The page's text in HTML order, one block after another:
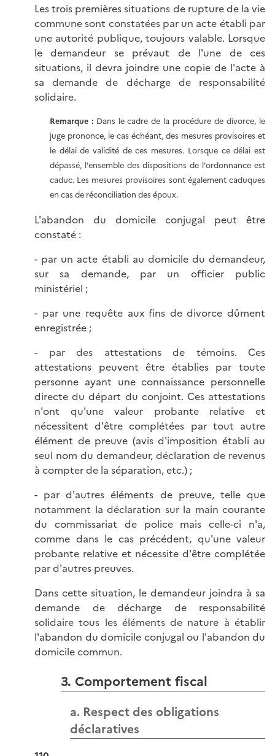
Les trois premières situations de rupture de la vie
commune sont constatées par un acte établi par
une autorité publique, toujours valable. Lorsque
le demandeur se prévaut de l'une de ces
situations, il devra joindre une copie de l'acte à
sa demande de décharge de responsabilité
solidaire.
Remarque :Dans le cadre de la procédure de divorce, le
juge prononce, le cas échéant, des mesures provisoires et
le délai de validité de ces mesures. Lorsque ce délai est
dépassé, l'ensemble des dispositions de l'ordonnance est
caduc. Les mesures provisoires sont également caduques
en cas de réconciliation des époux.
L'abandon du domicile conjugal peut être
constaté :
- par un acte établi au domicile du demandeur,
sur sa demande, par un officier public
ministériel ;
- par une requête aux fins de divorce dûment
enregistrée ;
- par des attestations de témoins. Ces
attestations peuvent être établies par toute
personne ayant une connaissance personnelle
directe du départ du conjoint. Ces attestations
n'ont qu'une valeur probante relative et
nécessitent d'être complétées par tout autre
élément de preuve (avis d'imposition établi au
seul nom du demandeur, déclaration de revenus
à compter de la séparation, etc.) ;
- par d'autres éléments de preuve, telle que
notamment la déclaration sur la main courante
du commissariat de police mais celle-ci n'a,
comme dans le cas précédent, qu'une valeur
probante relative et nécessite d'être complétée
par d'autres preuves.
Dans cette situation, le demandeur joindra à sa
demande de décharge de responsabilité
solidaire tous les éléments de nature à établir
l'abandon du domicile conjugal ou l'abandon du
domicile commun.
3. Comportement fiscal
a. Respect des obligations
déclaratives